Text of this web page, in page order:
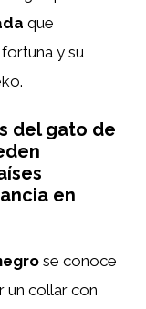
que
y su
del gato de
en
se conoce
un collar con